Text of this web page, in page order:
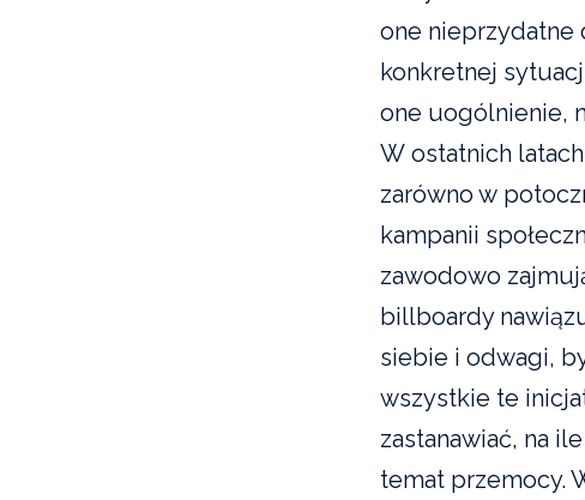
one nieprzydatne
konkretnej
one uogólnienie,
W ostatnich
zarówno w
kampanii
zawodowo
billboardy
siebie i odwagi,
wszystkie te
zastanawiać, na
temat przemocy.